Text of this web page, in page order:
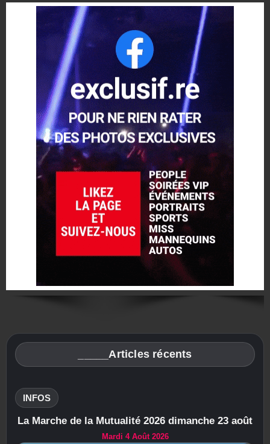
_____Articles récents
INFOS
La Marche de la Mutualité 2026 dimanche 23 août
Mardi 4 Août 2026